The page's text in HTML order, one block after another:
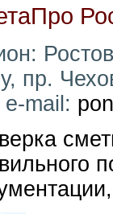
пр.
mail: